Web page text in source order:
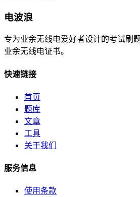
电波浪
专为业余无线电爱好者设计的考试刷
业余无线电证书。
快速链接
首页
题库
文章
工具
关于我们
服务信息
使用条款